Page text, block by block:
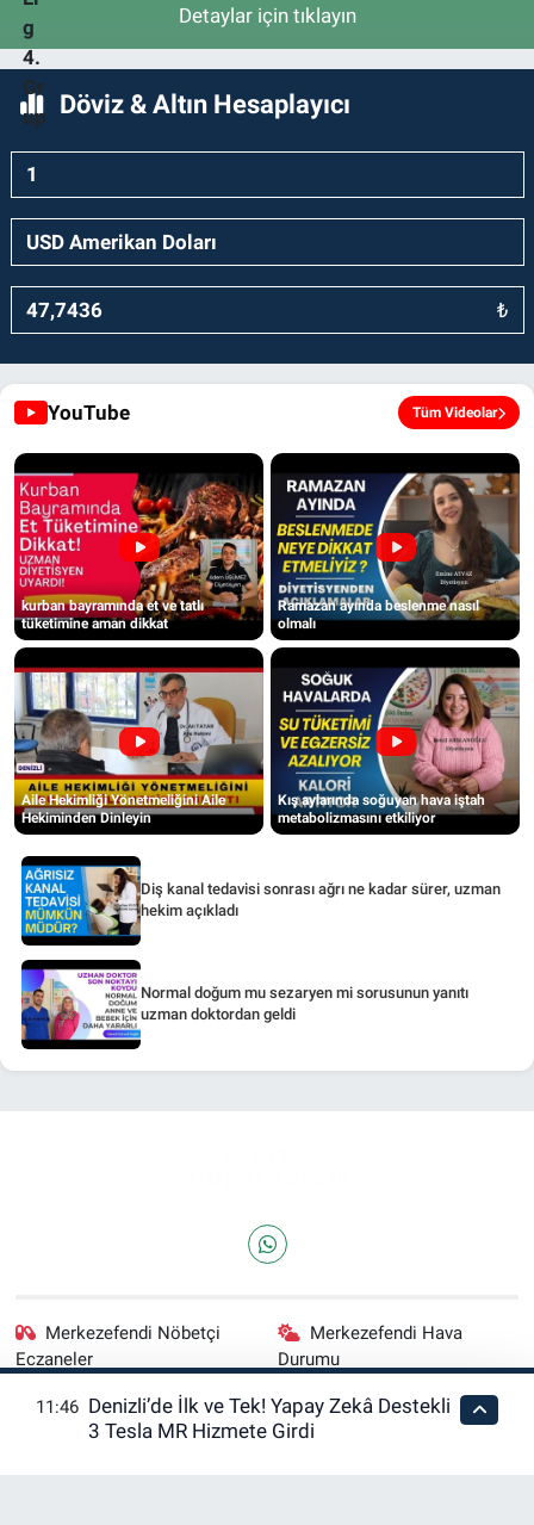
Detaylar için tıklayın
Döviz & Altın Hesaplayıcı
₺
YouTube Tüm Videolar
kurban bayramında et ve tatlı
tüketimine aman dikkat
Ramazan ayında beslenme nasıl
olmalı
Aile Hekimliği Yönetmeliğini Aile
Hekiminden Dinleyin
Kış aylarında soğuyan hava iştah
metabolizmasını etkiliyor
Diş kanal tedavisi sonrası ağrı ne kadar sürer, uzman
hekim açıkladı
Normal doğum mu sezaryen mi sorusunun yanıtı
uzman doktordan geldi
Merkezefendi Nöbetçi
Eczaneler
Merkezefendi Hava
Durumu
Merkezefendi Trafik
Yoğunluk Haritası
Puan Durumu ve Fikstür
11:46 Denizli’de İlk ve Tek! Yapay Zekâ Destekli
3 Tesla MR Hizmete Girdi